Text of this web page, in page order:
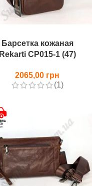
Барсетка кожаная
Rekarti СР015-1 (47)
2065,00
(1)